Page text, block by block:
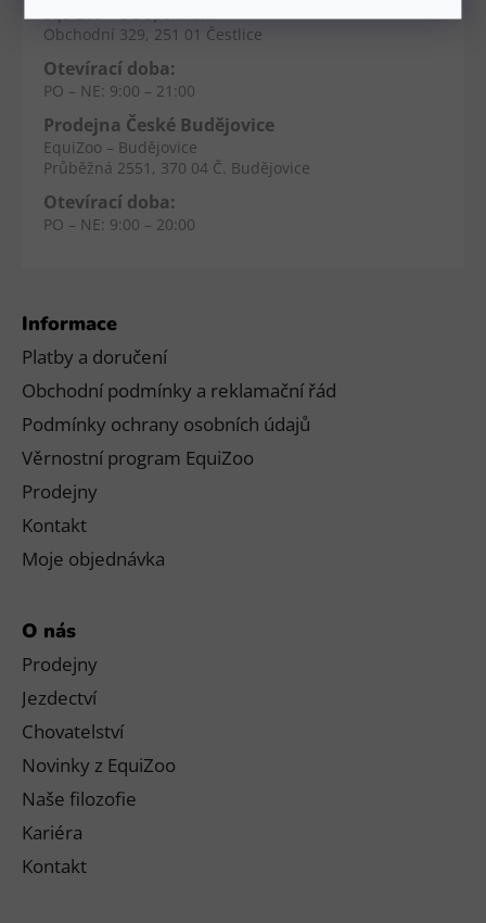
Informace
Platby a doručení
Obchodní podmínky a reklamační řád
Podmínky ochrany osobních údajů
Věrnostní program EquiZoo
Prodejny
Kontakt
Moje objednávka
O nás
Prodejny
Jezdectví
Chovatelství
Novinky z EquiZoo
Naše filozofie
Kariéra
Kontakt
Obchodní 329, 251 01 Čestlice
Otevírací doba:
PO – NE: 9:00 – 21:00
Prodejna České Budějovice
EquiZoo – Budějovice
Průběžná 2551, 370 04 Č. Budějovice
Otevírací doba:
PO – NE: 9:00 – 20:00